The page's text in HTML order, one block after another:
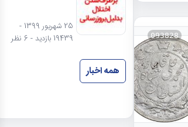
093828
25 شهریور 1399 -
19439 بازدید - 6 نظر
همه اخبار